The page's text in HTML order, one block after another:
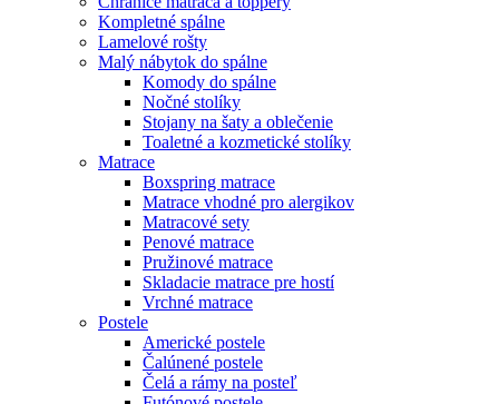
Kompletné spálne
Lamelové rošty
Malý nábytok do spálne
Komody do spálne
Nočné stolíky
Stojany na šaty a oblečenie
Toaletné a kozmetické stolíky
Matrace
Boxspring matrace
Matrace vhodné pro alergikov
Matracové sety
Penové matrace
Pružinové matrace
Skladacie matrace pre hostí
Vrchné matrace
Postele
Americké postele
Čalúnené postele
Čelá a rámy na posteľ